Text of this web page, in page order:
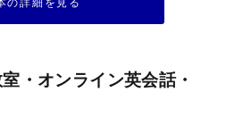
・オンライン英会話・